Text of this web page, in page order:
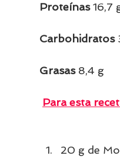
Proteínas 16,7
Carbohidratos
Grasas 8,4 g
Para esta
20 g de